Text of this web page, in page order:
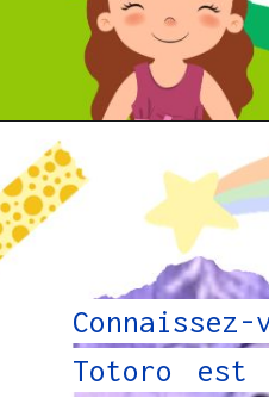
Totoro est
Totoro est